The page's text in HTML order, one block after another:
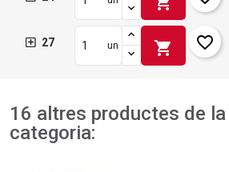
27 un shopping_cart favorite_border
16 altres productes de
categoria: